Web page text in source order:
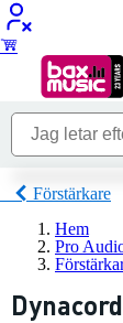
Förstärkare
Hem
Pro